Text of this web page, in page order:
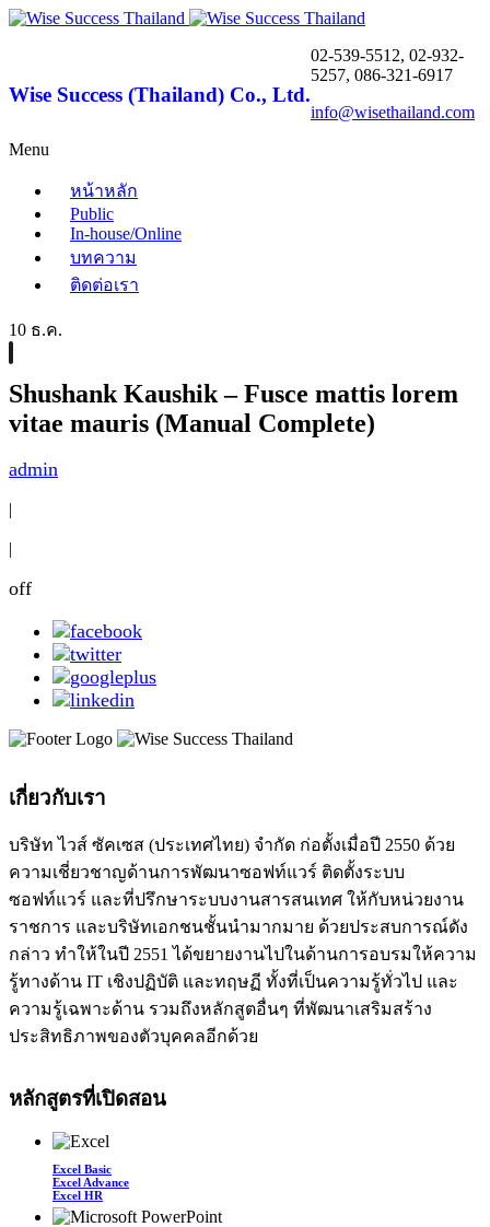
Wise Success (Thailand) Co., Ltd.
02-539-5512, 02-932-
5257, 086-321-6917
info@wisethailand.com
Menu
หน้าหลัก
Public
In-house/Online
บทความ
ติดต่อเรา
10 ธ.ค.
Shushank Kaushik – Fusce mattis lorem
vitae mauris (Manual Complete)
admin
|
|
off
เกี่ยวกับเรา
บริษัท ไวส์ ซัคเซส (ประเทศไทย) จำกัด ก่อตั้งเมื่อปี 2550 ด้วย
ความเชี่ยวชาญด้านการพัฒนาซอฟท์แวร์ ติดตั้งระบบ
ซอฟท์แวร์ และที่ปรึกษาระบบงานสารสนเทศ ให้กับหน่วยงาน
ราชการ และบริษัทเอกชนชั้นนำมากมาย ด้วยประสบการณ์ดัง
กล่าว ทำให้ในปี 2551 ได้ขยายงานไปในด้านการอบรมให้ความ
รู้ทางด้าน IT เชิงปฏิบัติ และทฤษฏี ทั้งที่เป็นความรู้ทั่วไป และ
ความรู้เฉพาะด้าน รวมถึงหลักสูตอื่นๆ ที่พัฒนาเสริมสร้าง
ประสิทธิภาพของตัวบุคคลอีกด้วย
หลักสูตรที่เปิดสอน
Excel Basic
Excel Advance
Excel HR